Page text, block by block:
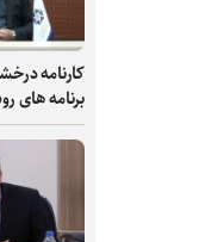
کارنامه
برنامه های